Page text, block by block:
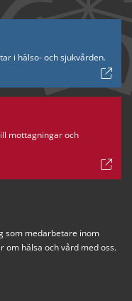
i hälso- och sjukvården.
mottagningar och
som medarbetare inom
om hälsa och vård med oss.